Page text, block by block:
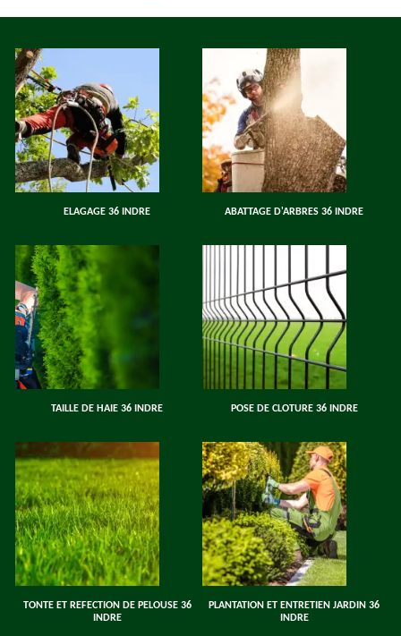
ELAGAGE 36 INDRE ABATTAGE D'ARBRES 36 INDRE
TAILLE DE HAIE 36 INDRE POSE DE CLOTURE 36 INDRE
TONTE ET REFECTION DE PELOUSE 36
INDRE
PLANTATION ET ENTRETIEN JARDIN 36
INDRE